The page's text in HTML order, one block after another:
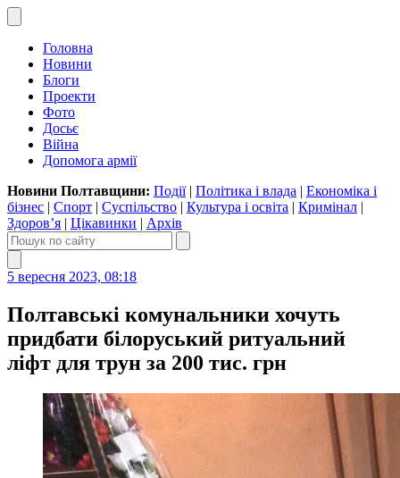
Головна
Новини
Блоги
Проекти
Фото
Досьє
Війна
Допомога армії
Новини Полтавщини: Події| Політика і влада | Економіка і
бізнес | Спорт | Суспільство | Культура і освіта | Кримінал |
Здоров’я | Цікавинки | Архів
5 вересня 2023, 08:18
Полтавські комунальники хочуть
придбати білоруський ритуальний
ліфт для трун за 200 тис. грн